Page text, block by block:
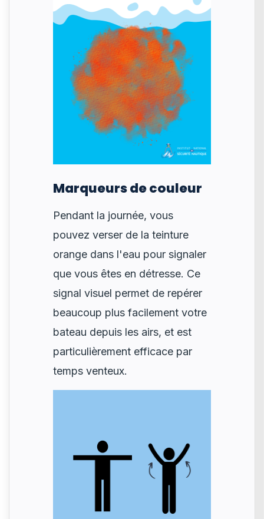
Marqueurs de couleur
Pendant la journée, vous
pouvez verser de la teinture
orange dans l'eau pour signaler
que vous êtes en détresse. Ce
signal visuel permet de repérer
beaucoup plus facilement votre
bateau depuis les airs, et est
particulièrement efficace par
temps venteux.